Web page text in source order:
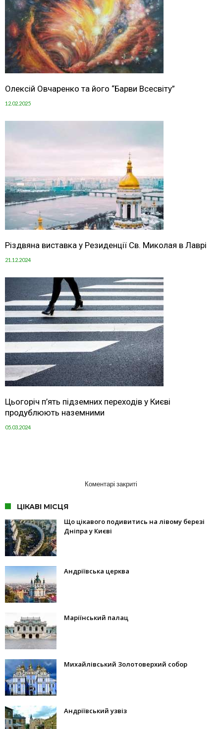
Олексій Овчаренко та його “Барви Всесвіту”
12.02.2025
Різдвяна виставка у Резиденції Св. Миколая в Лаврі
21.12.2024
Цьогоріч п’ять підземних переходів у Києві
продублюють наземними
05.03.2024
Коментарі закриті
ЦІКАВІ МІСЦЯ
Що цікавого подивитись на лівому березі
Дніпра у Києві
Андріївська церква
Маріїнський палац
Михайлівський Золотоверхий собор
Андріївський узвіз